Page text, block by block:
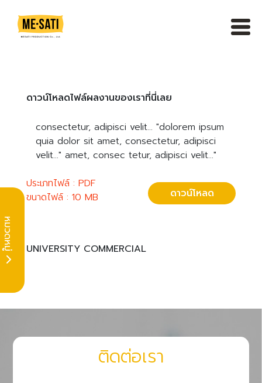
content
หมวดหมู่
ดาวน์โหลดไฟล์ผลงานของเราที่นี่เลย
consectetur, adipisci velit... "dolorem ipsum
quia dolor sit amet, consectetur, adipisci
velit..." amet, consec tetur, adipisci velit..."
ประเภทไฟล์ : PDF
ขนาดไฟล์ : 10 MB
ดาวน์โหลด
UNIVERSITY COMMERCIAL
ติดต่อเรา